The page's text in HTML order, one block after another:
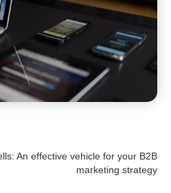
An effective vehicle for your B2B
marketing strategy